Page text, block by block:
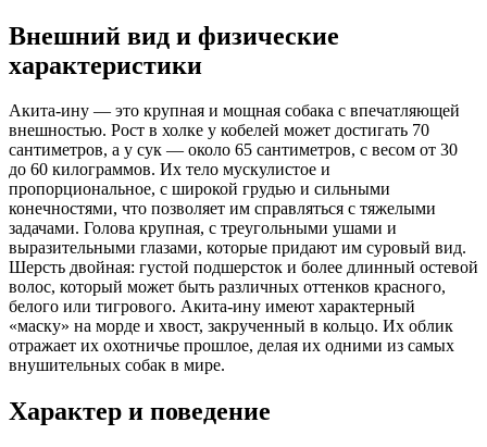
Внешний вид и физические
характеристики
Акита-ину — это крупная и мощная собака с впечатляющей
внешностью. Рост в холке у кобелей может достигать 70
сантиметров, а у сук — около 65 сантиметров, с весом от 30
до 60 килограммов. Их тело мускулистое и
пропорциональное, с широкой грудью и сильными
конечностями, что позволяет им справляться с тяжелыми
задачами. Голова крупная, с треугольными ушами и
выразительными глазами, которые придают им суровый вид.
Шерсть двойная: густой подшерсток и более длинный остевой
волос, который может быть различных оттенков красного,
белого или тигрового. Акита-ину имеют характерный
«маску» на морде и хвост, закрученный в кольцо. Их облик
отражает их охотничье прошлое, делая их одними из самых
внушительных собак в мире.
Характер и поведение